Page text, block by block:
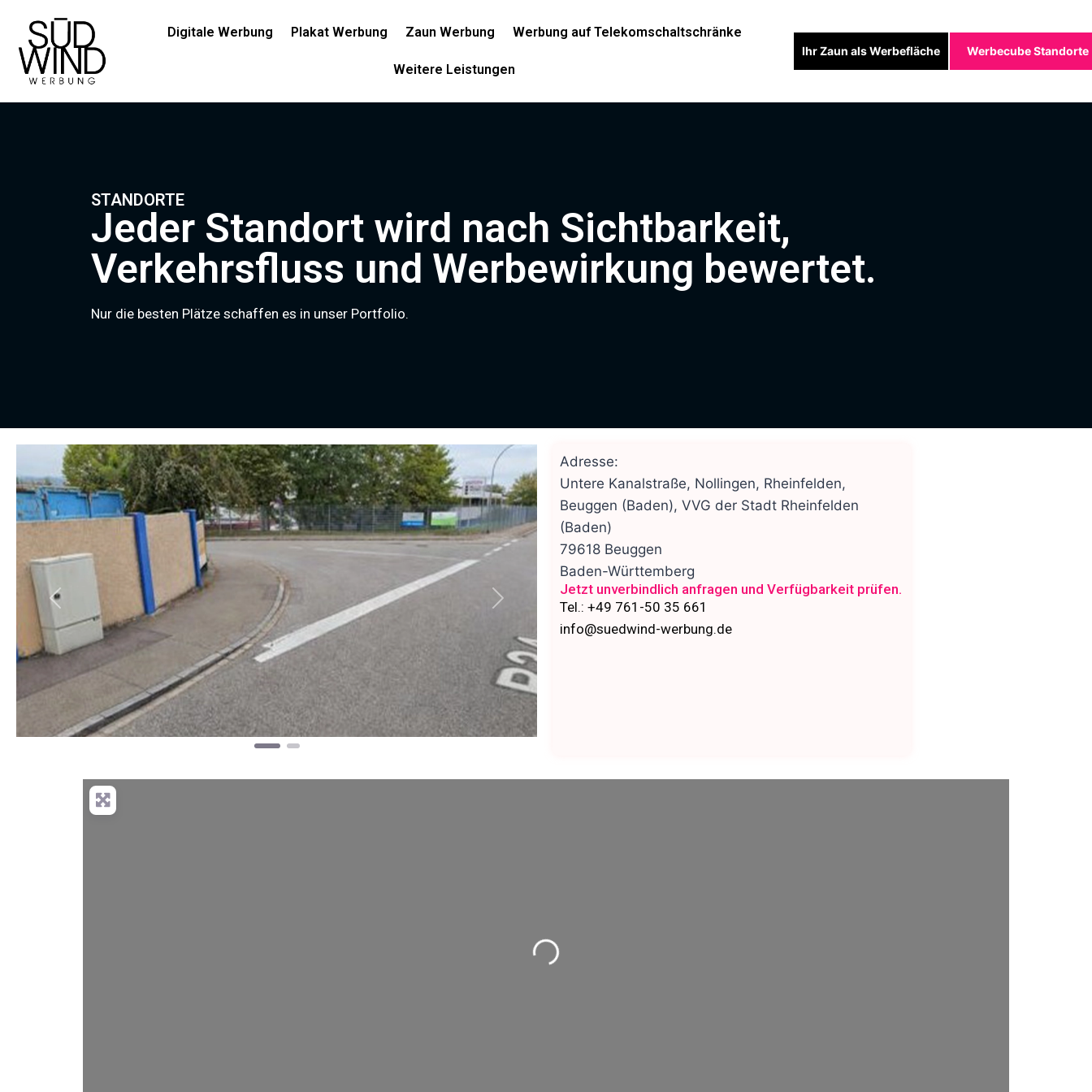
Digitale Werbung Plakat Werbung Zaun Werbung Werbung auf Telekomschaltschränke
Weitere Leistungen
Ihr Zaun als Werbefläche Werbecube Standorte
STANDORTE
Jeder Standort wird nach Sichtbarkeit,
Verkehrsfluss und Werbewirkung bewertet.
Nur die besten Plätze schaffen es in unser Portfolio.
Vorheriges Nächstes
Adresse:
Untere Kanalstraße, Nollingen, Rheinfelden,
Beuggen (Baden), VVG der Stadt Rheinfelden
(Baden)
79618 Beuggen
Baden-Württemberg
Jetzt unverbindlich anfragen und Verfügbarkeit prüfen.
Tel.: +49 761-50 35 661
info@suedwind-werbung.de
Wird geladen …